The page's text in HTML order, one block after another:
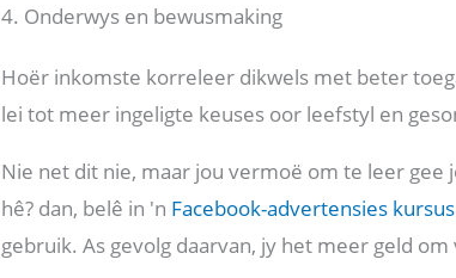
4. Onderwys en bewusmaking
Hoër inkomste korreleer dikwels met beter
lei tot meer ingeligte keuses oor leefstyl en
Nie net dit nie, maar jou vermoë om te leer
hê? dan, belê in 'n Facebook-advertensies kursus
gebruik. As gevolg daarvan, jy het meer geld